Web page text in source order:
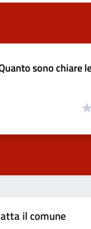
sono chiare
il comune